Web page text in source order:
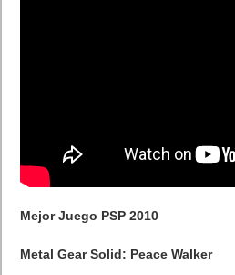
Mejor Juego PSP 2010
Metal Gear Solid: Peace Walker